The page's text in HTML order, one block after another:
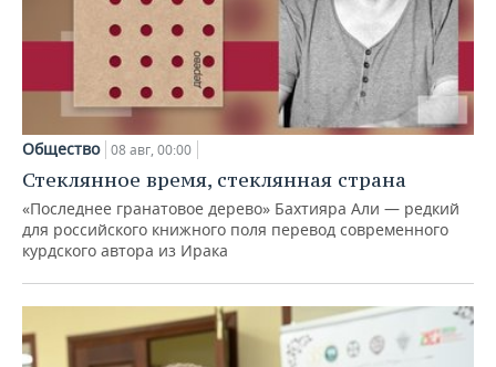
Общество 08 авг, 00:00
Стеклянное время, стеклянная страна
«Последнее гранатовое дерево» Бахтияра Али — редкий
для российского книжного поля перевод современного
курдского автора из Ирака